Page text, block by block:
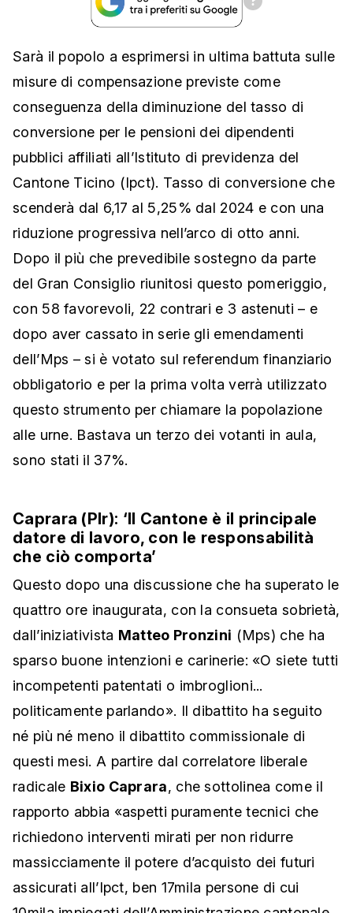
Sarà il popolo a esprimersi in ultima battuta sulle
misure di compensazione previste come
conseguenza della diminuzione del tasso di
conversione per le pensioni dei dipendenti
pubblici affiliati all’Istituto di previdenza del
Cantone Ticino (Ipct). Tasso di conversione che
scenderà dal 6,17 al 5,25% dal 2024 e con una
riduzione progressiva nell’arco di otto anni.
Dopo il più che prevedibile sostegno da parte
del Gran Consiglio riunitosi questo pomeriggio,
con 58 favorevoli, 22 contrari e 3 astenuti – e
dopo aver cassato in serie gli emendamenti
dell’Mps – si è votato sul referendum finanziario
obbligatorio e per la prima volta verrà utilizzato
questo strumento per chiamare la popolazione
alle urne. Bastava un terzo dei votanti in aula,
sono stati il 37%.
Caprara (Plr): ‘Il Cantone è il principale
datore di lavoro, con le responsabilità
che ciò comporta’
Questo dopo una discussione che ha superato le
quattro ore inaugurata, con la consueta sobrietà,
dall’iniziativista Matteo Pronzini (Mps) che ha
sparso buone intenzioni e carinerie: «O siete tutti
incompetenti patentati o imbroglioni...
politicamente parlando». Il dibattito ha seguito
né più né meno il dibattito commissionale di
questi mesi. A partire dal correlatore liberale
radicale Bixio Caprara, che sottolinea come il
rapporto abbia «aspetti puramente tecnici che
richiedono interventi mirati per non ridurre
massicciamente il potere d’acquisto dei futuri
assicurati all’Ipct, ben 17mila persone di cui